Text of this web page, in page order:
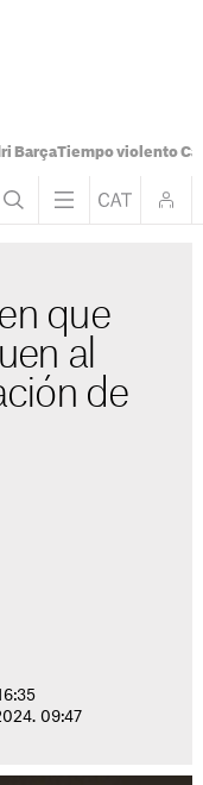
BarçaTiempo violento
que
al
de
09:47